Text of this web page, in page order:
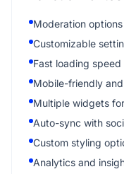
Moderation options
Customizable
Fast loading speed
Mobile-friendly
Multiple widgets
Auto-sync with
Custom styling
Analytics and